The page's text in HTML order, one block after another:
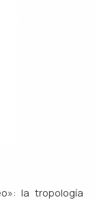
la tropología